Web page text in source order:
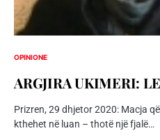
OPINIONE
ARGJIRA UKIMERI:
Prizren, 29 dhjetor 2020: Macja
kthehet në luan – thotë një fjalë…